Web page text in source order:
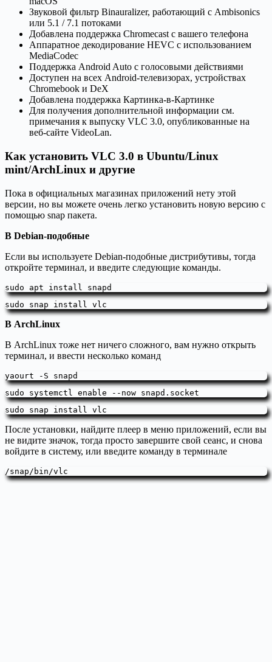
Звуковой фильтр Binauralizer, работающий с Ambisonics
или 5.1 / 7.1 потоками
Добавлена поддержка Chromecast с вашего телефона
Аппаратное декодирование HEVC с использованием
MediaCodec
Поддержка Android Auto с голосовыми действиями
Доступен на всех Android-телевизорах, устройствах
Chromebook и DeX
Добавлена поддержка Картинка-в-Картинке
Для получения дополнительной информации см.
примечания к выпуску VLC 3.0, опубликованные на
веб-сайте VideoLan.
Как установить VLC 3.0 в Ubuntu/Linux
mint/ArchLinux и другие
Пока в официальных магазинах приложений нету этой
версии, но вы можете очень легко установить новую версию с
помощью snap пакета.
В Debian-подобные
Если вы используете Debian-подобные дистрибутивы, тогда
откройте терминал, и введите следующие команды.
sudo apt install snapd
sudo snap install vlc
В ArchLinux
В ArchLinux тоже нет ничего сложного, вам нужно открыть
терминал, и ввести несколько команд
yaourt -S snapd
sudo systemctl enable --now snapd.socket
sudo snap install vlc
После установки, найдите плеер в меню приложений, если вы
не видите значок, тогда просто завершите свой сеанс, и снова
войдите в систему, или введите команду в терминале
/snap/bin/vlc